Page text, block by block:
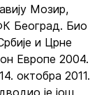
Мозир,
Београд. Био
и Црне
Европе 2004.
октобра 2011.
је још